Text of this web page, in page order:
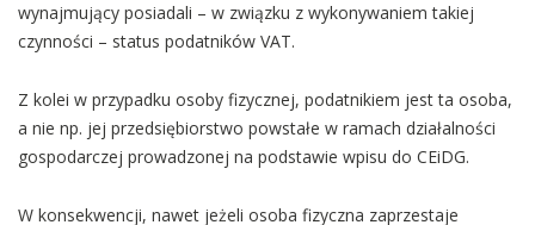
wynajmujący posiadali – w związku z wykonywaniem takiej
czynności – status podatników VAT.
Z kolei w przypadku osoby fizycznej, podatnikiem jest ta osoba,
a nie np. jej przedsiębiorstwo powstałe w ramach działalności
gospodarczej prowadzonej na podstawie wpisu do CEiDG.
W konsekwencji, nawet jeżeli osoba fizyczna zaprzestaje